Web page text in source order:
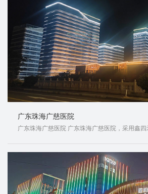
广东珠海广慈医院
广东珠海广慈医院 广东珠海广慈医院，采用鑫